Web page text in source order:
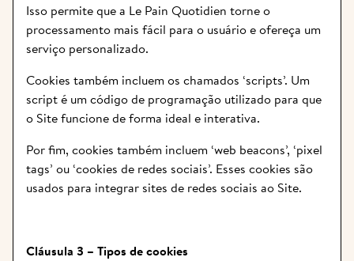
Isso permite que a Le Pain Quotidien torne o
processamento mais fácil para o usuário e ofereça um
serviço personalizado.
Cookies também incluem os chamados ‘scripts’. Um
script é um código de programação utilizado para que
o Site funcione de forma ideal e interativa.
Por fim, cookies também incluem ‘web beacons’, ‘pixel
tags’ ou ‘cookies de redes sociais’. Esses cookies são
usados para integrar sites de redes sociais ao Site.
Cláusula 3 – Tipos de cookies